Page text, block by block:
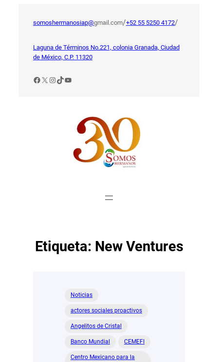
somoshermanosiap@gmail.com/+52 55 5250 4172/
Laguna de Términos No.221, colonia Granada, Ciudad
de México, C.P. 11320
Facebook
X Instagram
TikTok
YouTube
Etiqueta: New Ventures
Noticias
actores sociales proactivos
Angelitos de Cristal
Banco Mundial CEMEFI
Centro Mexicano para la